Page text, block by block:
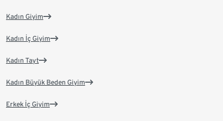
Kadın Giyim
Kadın İç Giyim
Kadın Tayt
Kadın Büyük Beden Giyim
Erkek İç Giyim